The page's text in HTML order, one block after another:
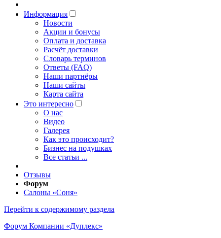
Информация
Новости
Акции и бонусы
Оплата и доставка
Расчёт доставки
Словарь терминов
Ответы (FAQ)
Наши партнёры
Наши сайты
Карта сайта
Это интересно
O нас
Видео
Галерея
Как это происходит?
Бизнес на подушках
Все статьи ...
Отзывы
Форум
Салоны «Соня»
Перейти к содержимому раздела
Форум Компании «Дуплекс»